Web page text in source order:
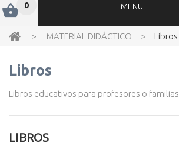
0 MENU
> MATERIAL DIDÁCTICO > Libros
Libros
Libros educativos para profesores o familias
LIBROS